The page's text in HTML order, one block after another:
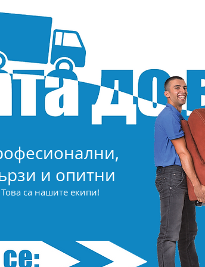
и опитни
Това са нашите екипи!